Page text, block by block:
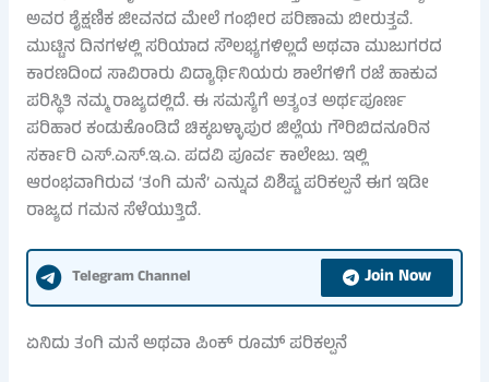
ಅವರ ಶೈಕ್ಷಣಿಕ ಜೀವನದ ಮೇಲೆ ಗಂಭೀರ ಪರಿಣಾಮ ಬೀರುತ್ತವೆ.
ಮುಟ್ಟಿನ ದಿನಗಳಲ್ಲಿ ಸರಿಯಾದ ಸೌಲಭ್ಯಗಳಿಲ್ಲದೆ ಅಥವಾ ಮುಜುಗರದ
ಕಾರಣದಿಂದ ಸಾವಿರಾರು ವಿದ್ಯಾರ್ಥಿನಿಯರು ಶಾಲೆಗಳಿಗೆ ರಜೆ ಹಾಕುವ
ಪರಿಸ್ಥಿತಿ ನಮ್ಮ ರಾಜ್ಯದಲ್ಲಿದೆ. ಈ ಸಮಸ್ಯೆಗೆ ಅತ್ಯಂತ ಅರ್ಥಪೂರ್ಣ
ಪರಿಹಾರ ಕಂಡುಕೊಂಡಿದೆ ಚಿಕ್ಕಬಳ್ಳಾಪುರ ಜಿಲ್ಲೆಯ ಗೌರಿಬಿದನೂರಿನ
ಸರ್ಕಾರಿ ಎಸ್.ಎಸ್.ಇ.ಎ. ಪದವಿ ಪೂರ್ವ ಕಾಲೇಜು. ಇಲ್ಲಿ
ಆರಂಭವಾಗಿರುವ ‘ತಂಗಿ ಮನೆ’ ಎನ್ನುವ ವಿಶಿಷ್ಟ ಪರಿಕಲ್ಪನೆ ಈಗ ಇಡೀ
ರಾಜ್ಯದ ಗಮನ ಸೆಳೆಯುತ್ತಿದೆ.
Telegram Channel Join Now
ಏನಿದು ತಂಗಿ ಮನೆ ಅಥವಾ ಪಿಂಕ್ ರೂಮ್ ಪರಿಕಲ್ಪನೆ